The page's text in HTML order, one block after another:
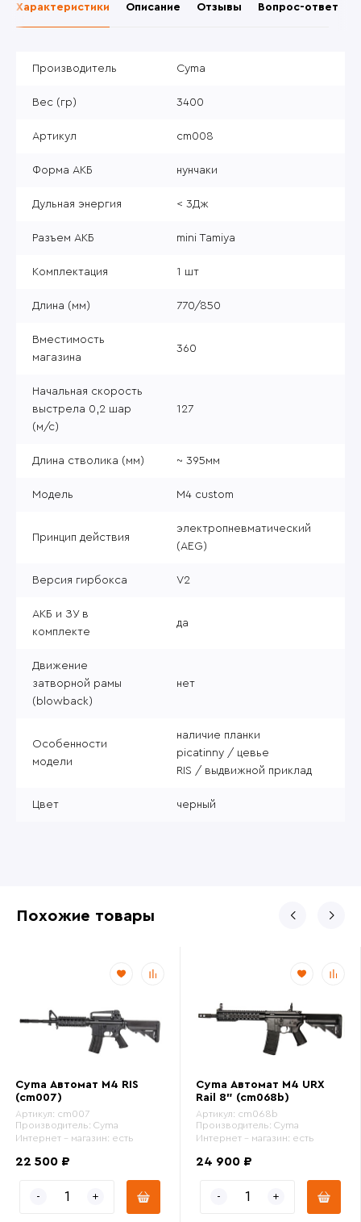
Характеристики Описание Отзывы Вопрос-ответ
Производитель Cyma
Вес (гр) 3400
Артикул cm008
Форма АКБ нунчаки
Дульная энергия < 3Дж
Разъем АКБ mini Tamiya
Комплектация 1 шт
Длина (мм) 770/850
Вместимость
магазина
360
Начальная скорость
выстрела 0,2 шар
(м/с)
127
Длина стволика (мм) ~ 395мм
Модель M4 custom
Принцип действия
электропневматический
(AEG)
Версия гирбокса V2
АКБ и ЗУ в
комплекте
да
Движение
затворной рамы
(blowback)
нет
Особенности
модели
наличие планки
picatinny / цевье
RIS / выдвижной приклад
Цвет черный
Похожие товары
Cyma Автомат M4 RIS
(cm007)
Артикул: cm007
Производитель: Cyma
Интернет - магазин: есть
22 500 ₽
Cyma Автомат M4 URX
Rail 8" (cm068b)
Артикул: cm068b
Производитель: Cyma
Интернет - магазин: есть
24 900 ₽